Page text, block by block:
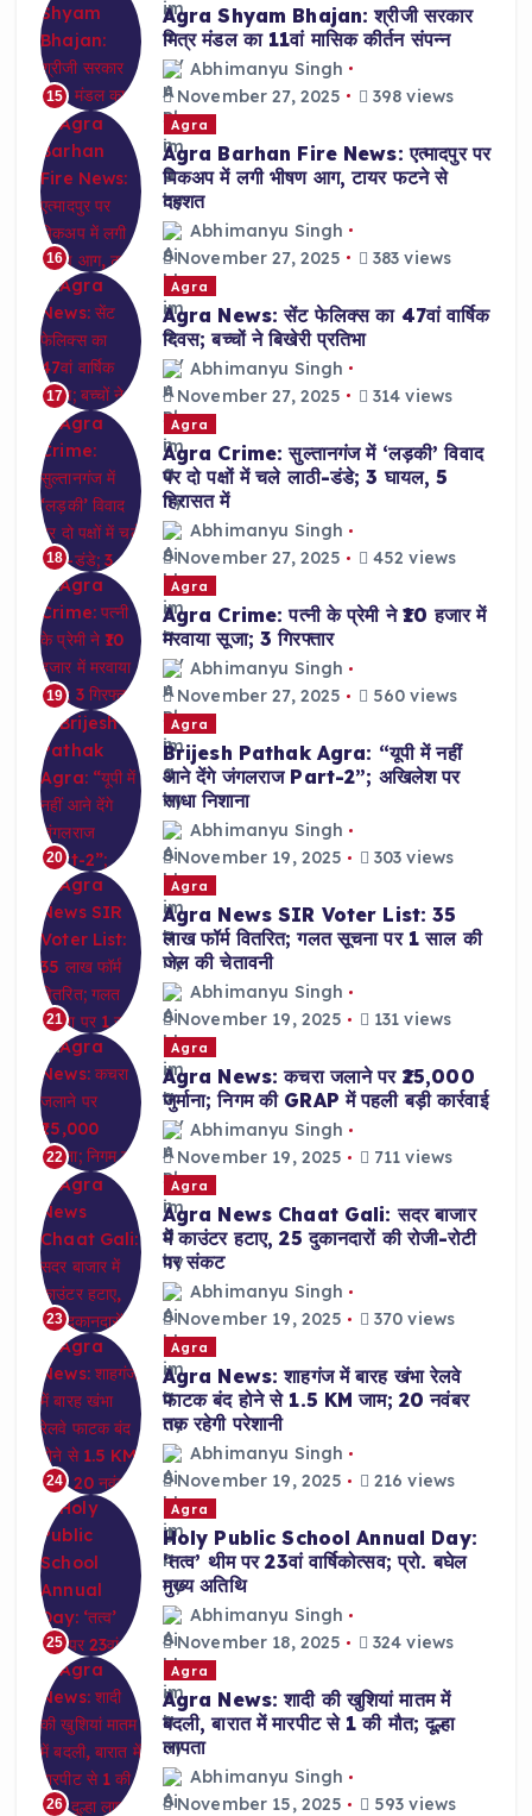
15
Agra Shyam Bhajan: श्रीजी सरकार
मित्र मंडल का 11वां मासिक कीर्तन संपन्न
Abhimanyu Singh
November 27, 2025
398 views
16
Agra
Agra Barhan Fire News: एत्मादपुर पर
पिकअप में लगी भीषण आग, टायर फटने से
दहशत
Abhimanyu Singh
November 27, 2025
383 views
17
Agra
Agra News: सेंट फेलिक्स का 47वां वार्षिक
दिवस; बच्चों ने बिखेरी प्रतिभा
Abhimanyu Singh
November 27, 2025
314 views
18
Agra
Agra Crime: सुल्तानगंज में ‘लड़की’ विवाद
पर दो पक्षों में चले लाठी-डंडे; 3 घायल, 5
हिरासत में
Abhimanyu Singh
November 27, 2025
452 views
19
Agra
Agra Crime: पत्नी के प्रेमी ने ₹10 हजार में
मरवाया सूजा; 3 गिरफ्तार
Abhimanyu Singh
November 27, 2025
560 views
20
Agra
Brijesh Pathak Agra: “यूपी में नहीं
आने देंगे जंगलराज Part-2”; अखिलेश पर
साधा निशाना
Abhimanyu Singh
November 19, 2025
303 views
21
Agra
Agra News SIR Voter List: 35
लाख फॉर्म वितरित; गलत सूचना पर 1 साल की
जेल की चेतावनी
Abhimanyu Singh
November 19, 2025
131 views
22
Agra
Agra News: कचरा जलाने पर ₹25,000
जुर्माना; निगम की GRAP में पहली बड़ी कार्रवाई
Abhimanyu Singh
November 19, 2025
711 views
23
Agra
Agra News Chaat Gali: सदर बाजार
में काउंटर हटाए, 25 दुकानदारों की रोजी-रोटी
पर संकट
Abhimanyu Singh
November 19, 2025
370 views
24
Agra
Agra News: शाहगंज में बारह खंभा रेलवे
फाटक बंद होने से 1.5 KM जाम; 20 नवंबर
तक रहेगी परेशानी
Abhimanyu Singh
November 19, 2025
216 views
25
Agra
Holy Public School Annual Day:
‘तत्व’ थीम पर 23वां वार्षिकोत्सव; प्रो. बघेल
मुख्य अतिथि
Abhimanyu Singh
November 18, 2025
324 views
26
Agra
Agra News: शादी की खुशियां मातम में
बदली, बारात में मारपीट से 1 की मौत; दूल्हा
लापता
Abhimanyu Singh
November 15, 2025
593 views